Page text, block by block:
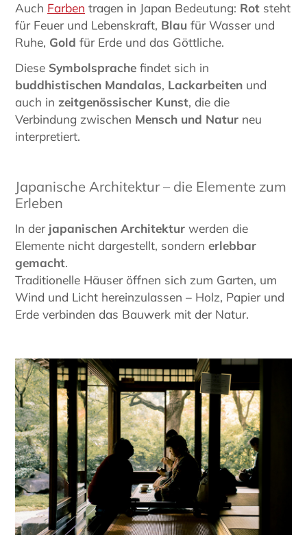
Auch Farben tragen in Japan Bedeutung: Rot steht
für Feuer und Lebenskraft, Blau für Wasser und
Ruhe, Gold für Erde und das Göttliche.
Diese Symbolsprache findet sich in
buddhistischen Mandalas, Lackarbeiten und
auch in zeitgenössischer Kunst, die die
Verbindung zwischen Mensch und Natur neu
interpretiert.
Japanische Architektur – die Elemente zum
Erleben
In der japanischen Architektur werden die
Elemente nicht dargestellt, sondern erlebbar
gemacht.
Traditionelle Häuser öffnen sich zum Garten, um
Wind und Licht hereinzulassen – Holz, Papier und
Erde verbinden das Bauwerk mit der Natur.